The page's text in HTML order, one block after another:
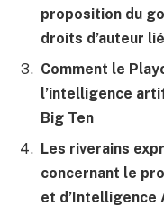
proposition du
droits d’auteur
Comment le
l’intelligence
Big Ten
Les riverains
concernant le
et d’Intelligence